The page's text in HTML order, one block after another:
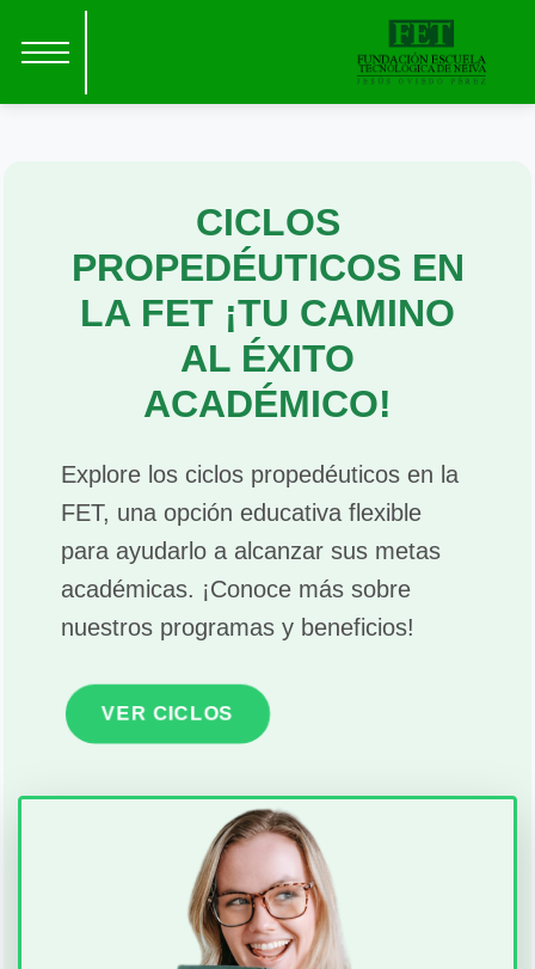
CICLOS
PROPEDÉUTICOS EN
LA FET ¡TU CAMINO
AL ÉXITO
ACADÉMICO!
Explore los ciclos propedéuticos en la
FET, una opción educativa flexible
para ayudarlo a alcanzar sus metas
académicas. ¡Conoce más sobre
nuestros programas y beneficios!
VER CICLOS